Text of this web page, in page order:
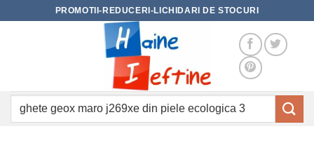
PROMOTII-REDUCERI-LICHIDARI DE STOCURI
Caută